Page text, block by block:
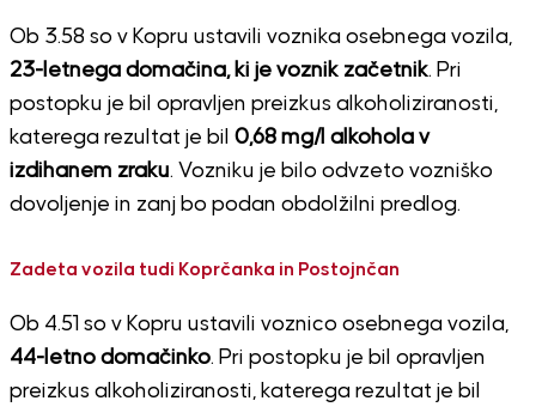
Ob 3.58 so v Kopru ustavili voznika osebnega vozila,
23-letnega domačina, ki je voznik začetnik. Pri
postopku je bil opravljen preizkus alkoholiziranosti,
katerega rezultat je bil 0,68 mg/l alkohola v
izdihanem zraku. Vozniku je bilo odvzeto vozniško
dovoljenje in zanj bo podan obdolžilni predlog.
Zadeta vozila tudi Koprčanka in Postojnčan
Ob 4.51 so v Kopru ustavili voznico osebnega vozila,
44-letno domačinko. Pri postopku je bil opravljen
preizkus alkoholiziranosti, katerega rezultat je bil